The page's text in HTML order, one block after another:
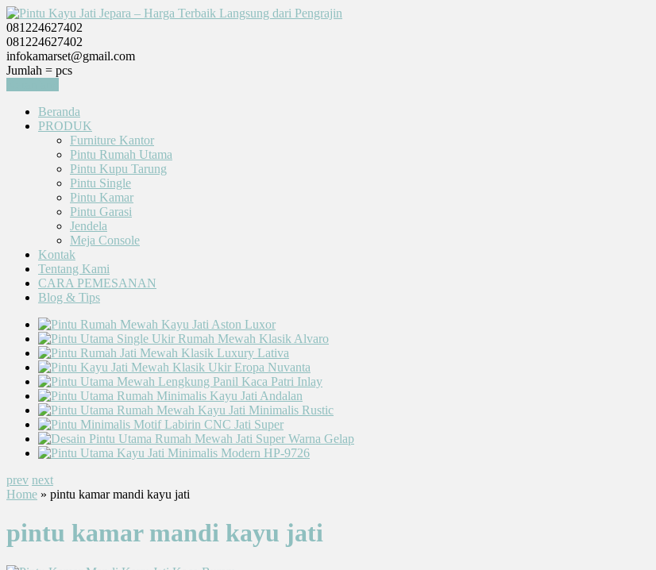
081224627402
081224627402
infokamarset@gmail.com
Jumlah = pcs
Beranda
PRODUK
Furniture Kantor
Pintu Rumah Utama
Pintu Kupu Tarung
Pintu Single
Pintu Kamar
Pintu Garasi
Jendela
Meja Console
Kontak
Tentang Kami
CARA PEMESANAN
Blog & Tips
prev next
Home » pintu kamar mandi kayu jati
pintu kamar mandi kayu jati